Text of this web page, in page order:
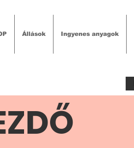
Állások Ingyenes anyagok